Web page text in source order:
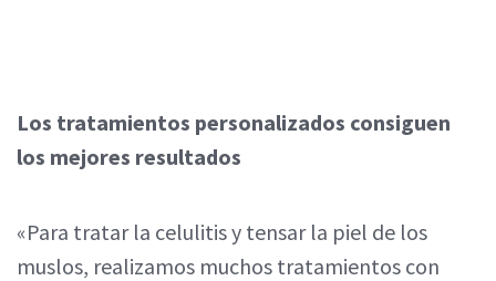
Los tratamientos personalizados consiguen
los mejores resultados
«Para tratar la celulitis y tensar la piel de los
muslos, realizamos muchos tratamientos con